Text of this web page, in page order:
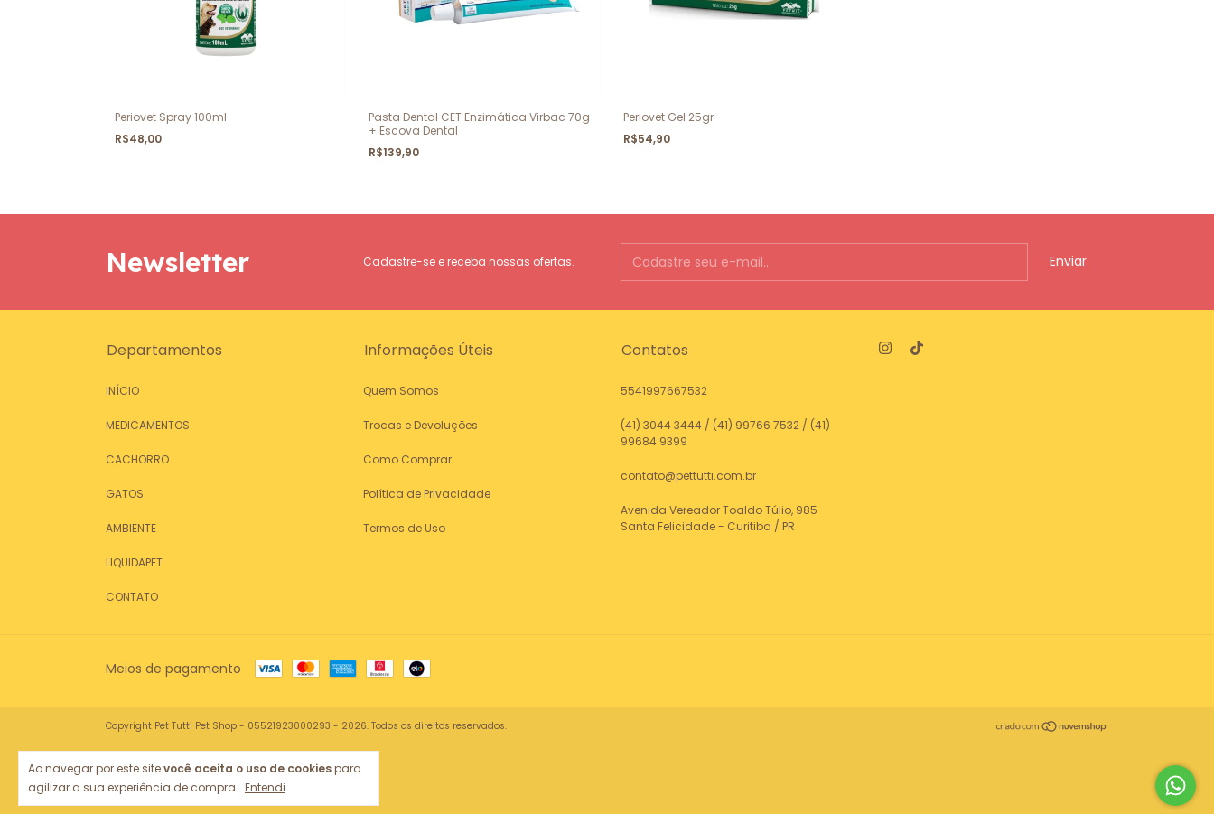
Ao navegar por este sitevocê aceita o uso de cookiespara
agilizar a sua experiência de compra. Entendi
Periovet Spray 100ml
R$48,00
Pasta Dental CET Enzimática Virbac 70g
+ Escova Dental
R$139,90
Periovet Gel 25gr
R$54,90
Newsletter Cadastre-se e receba nossas ofertas.
Departamentos
INÍCIO
MEDICAMENTOS
CACHORRO
GATOS
AMBIENTE
LIQUIDAPET
CONTATO
Informações Úteis
Quem Somos
Trocas e Devoluções
Como Comprar
Política de Privacidade
Termos de Uso
Contatos
5541997667532
(41) 3044 3444 / (41) 99766 7532 / (41)
99684 9399
contato@pettutti.com.br
Avenida Vereador Toaldo Túlio, 985 -
Santa Felicidade - Curitiba / PR
Meios de pagamento
Copyright Pet Tutti Pet Shop - 05521923000293 - 2026. Todos os direitos reservados.